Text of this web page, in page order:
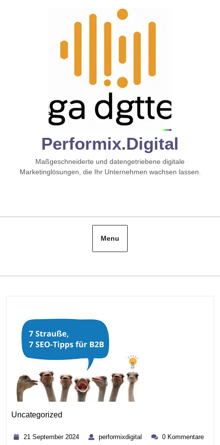
Performix.digital
Maßgeschneiderte und datengetriebene digitale
Marketinglösungen, die Ihr Unternehmen wachsen lassen.
Menu
Uncategorized
21 September 2024 performixdigital performixdigital
0 Kommentare